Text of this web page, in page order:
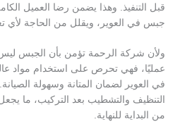
قبل التنفيذ. وهذا يضمن رضا العميل
جبس في العوير، ويقلل من الحاجة لأي
ولأن شركة الرحمة تؤمن بأن الجبس
عمليًا، فهي تحرص على استخدام مواد
في العوير لضمان المتانة وسهولة
التنظيف والتشطيب بعد التركيب، ما
من البداية للنهاية.